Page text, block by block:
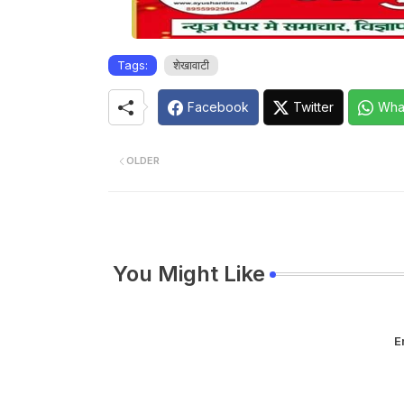
Tags: शेखावाटी
Facebook Twitter
OLDER
You Might Like